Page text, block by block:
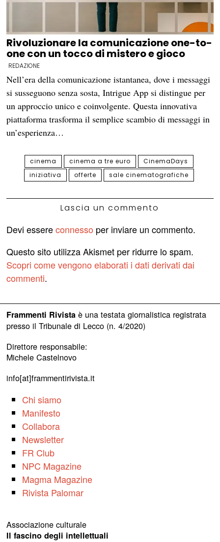
Rivoluzionare la comunicazione one-to-
one con un tocco di mistero e gioco
REDAZIONE
Nell’era della comunicazione istantanea, dove i messaggi
si susseguono senza sosta, Intrigue App si distingue per
un approccio unico e coinvolgente. Questa innovativa
piattaforma trasforma il semplice scambio di messaggi in
un’esperienza…
cinema cinema a tre euro
CinemaDays
iniziativa
offerte sale cinematografiche
Lascia un commento
Devi essereconnesso per inviare un commento.
Questo sito utilizza Akismet per ridurre lo spam.
Scopri come vengono elaborati i dati derivati dai
commenti.
Frammenti Rivistaè una testata giornalistica registrata
presso il Tribunale di Lecco (n. 4/2020)
Direttore responsabile:
Michele Castelnovo
info[at]frammentirivista.it
Chi siamo
Manifesto
Collabora
Newsletter
FR Club
NPC Magazine
Magma Magazine
Rivista Palomar
Associazione culturale
Il fascino degli intellettuali